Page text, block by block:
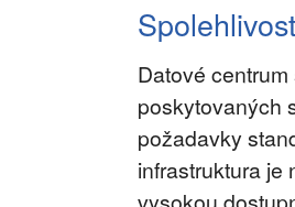
Spolehlivost
Datové
poskytovaných
požadavky
infrastruktura je